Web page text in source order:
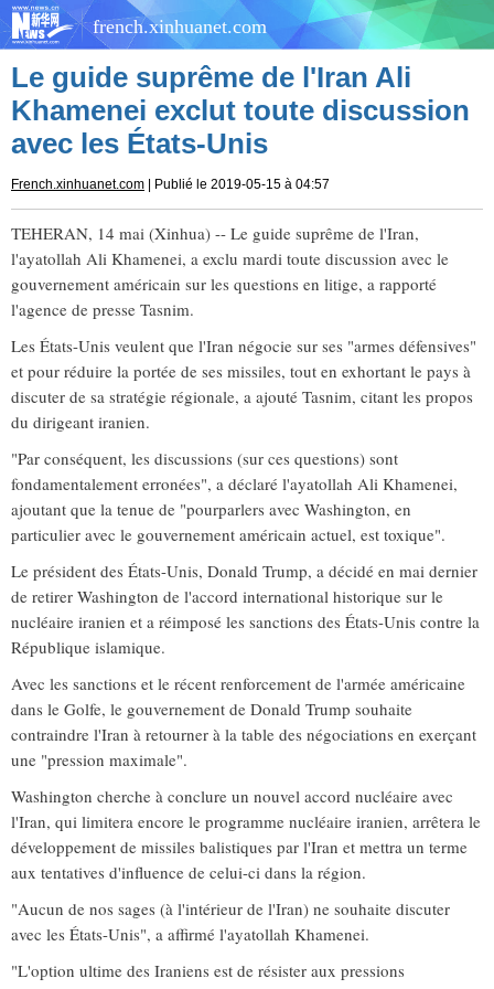
french.xinhuanet.com
Le guide suprême de l'Iran Ali
Khamenei exclut toute discussion
avec les États-Unis
French.xinhuanet.com | Publié le 2019-05-15 à 04:57
TEHERAN, 14 mai (Xinhua) -- Le guide suprême de l'Iran,
l'ayatollah Ali Khamenei, a exclu mardi toute discussion avec le
gouvernement américain sur les questions en litige, a rapporté
l'agence de presse Tasnim.
Les États-Unis veulent que l'Iran négocie sur ses "armes défensives"
et pour réduire la portée de ses missiles, tout en exhortant le pays à
discuter de sa stratégie régionale, a ajouté Tasnim, citant les propos
du dirigeant iranien.
"Par conséquent, les discussions (sur ces questions) sont
fondamentalement erronées", a déclaré l'ayatollah Ali Khamenei,
ajoutant que la tenue de "pourparlers avec Washington, en
particulier avec le gouvernement américain actuel, est toxique".
Le président des États-Unis, Donald Trump, a décidé en mai dernier
de retirer Washington de l'accord international historique sur le
nucléaire iranien et a réimposé les sanctions des États-Unis contre la
République islamique.
Avec les sanctions et le récent renforcement de l'armée américaine
dans le Golfe, le gouvernement de Donald Trump souhaite
contraindre l'Iran à retourner à la table des négociations en exerçant
une "pression maximale".
Washington cherche à conclure un nouvel accord nucléaire avec
l'Iran, qui limitera encore le programme nucléaire iranien, arrêtera le
développement de missiles balistiques par l'Iran et mettra un terme
aux tentatives d'influence de celui-ci dans la région.
"Aucun de nos sages (à l'intérieur de l'Iran) ne souhaite discuter
avec les États-Unis", a affirmé l'ayatollah Khamenei.
"L'option ultime des Iraniens est de résister aux pressions